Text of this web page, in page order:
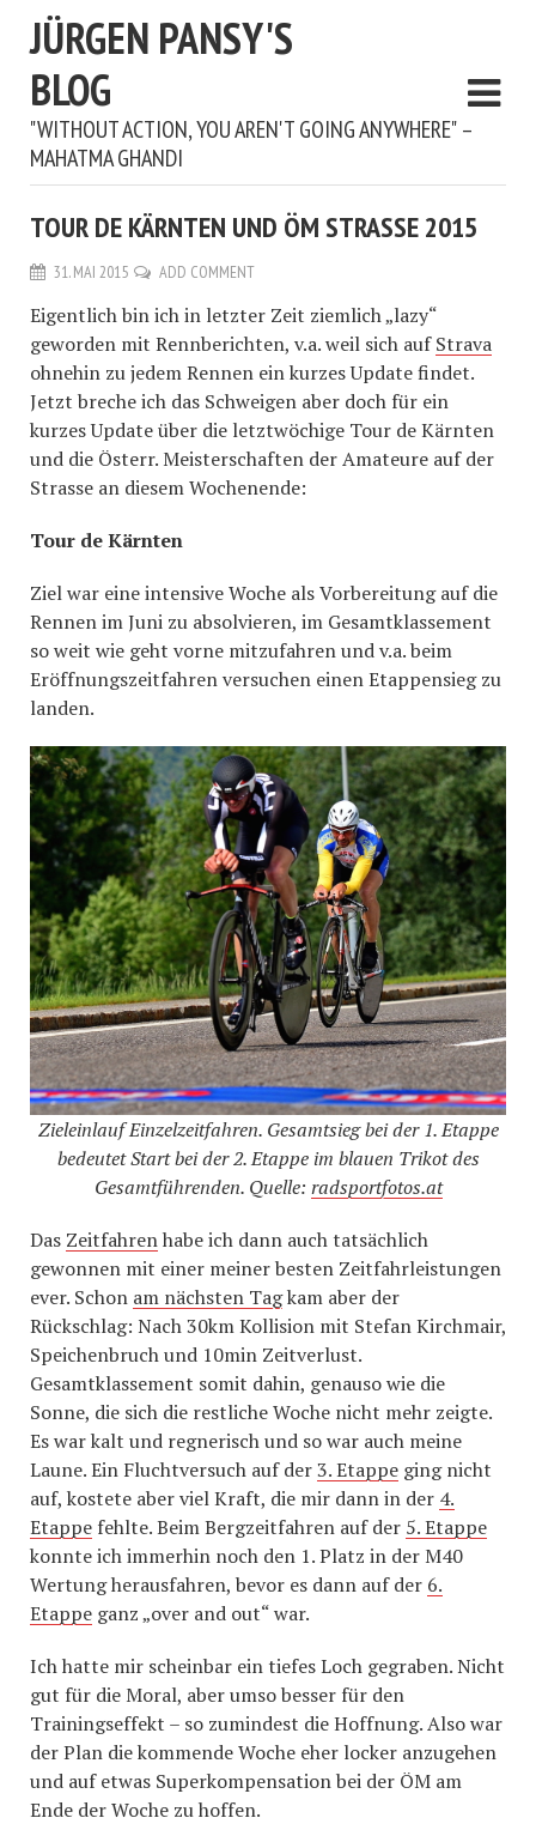
JÜRGEN PANSY'S
BLOG
"WITHOUT ACTION, YOU AREN'T GOING ANYWHERE" –
MAHATMA GHANDI
TOUR DE KÄRNTEN UND ÖM STRASSE 2015
31. MAI 2015 ADD COMMENT
Eigentlich bin ich in letzter Zeit ziemlich „lazy“
geworden mit Rennberichten, v.a. weil sich aufStrava
ohnehin zu jedem Rennen ein kurzes Update findet.
Jetzt breche ich das Schweigen aber doch für ein
kurzes Update über die letztwöchige Tour de Kärnten
und die Österr. Meisterschaften der Amateure auf der
Strasse an diesem Wochenende:
Tour de Kärnten
Ziel war eine intensive Woche als Vorbereitung auf die
Rennen im Juni zu absolvieren, im Gesamtklassement
so weit wie geht vorne mitzufahren und v.a. beim
Eröffnungszeitfahren versuchen einen Etappensieg zu
landen.
Zieleinlauf Einzelzeitfahren. Gesamtsieg bei der 1. Etappe
bedeutet Start bei der 2. Etappe im blauen Trikot des
Gesamtführenden. Quelle: radsportfotos.at
Das Zeitfahrenhabe ich dann auch tatsächlich
gewonnen mit einer meiner besten Zeitfahrleistungen
ever. Schon am nächsten Tagkam aber der
Rückschlag: Nach 30km Kollision mit Stefan Kirchmair,
Speichenbruch und 10min Zeitverlust.
Gesamtklassement somit dahin, genauso wie die
Sonne, die sich die restliche Woche nicht mehr zeigte.
Es war kalt und regnerisch und so war auch meine
Laune. Ein Fluchtversuch auf der3. Etappe ging nicht
auf, kostete aber viel Kraft, die mir dann in der 4.
Etappe fehlte. Beim Bergzeitfahren auf der 5. Etappe
konnte ich immerhin noch den 1. Platz in der M40
Wertung herausfahren, bevor es dann auf der 6.
Etappe ganz „over and out“ war.
Ich hatte mir scheinbar ein tiefes Loch gegraben. Nicht
gut für die Moral, aber umso besser für den
Trainingseffekt – so zumindest die Hoffnung. Also war
der Plan die kommende Woche eher locker anzugehen
und auf etwas Superkompensation bei der ÖM am
Ende der Woche zu hoffen.